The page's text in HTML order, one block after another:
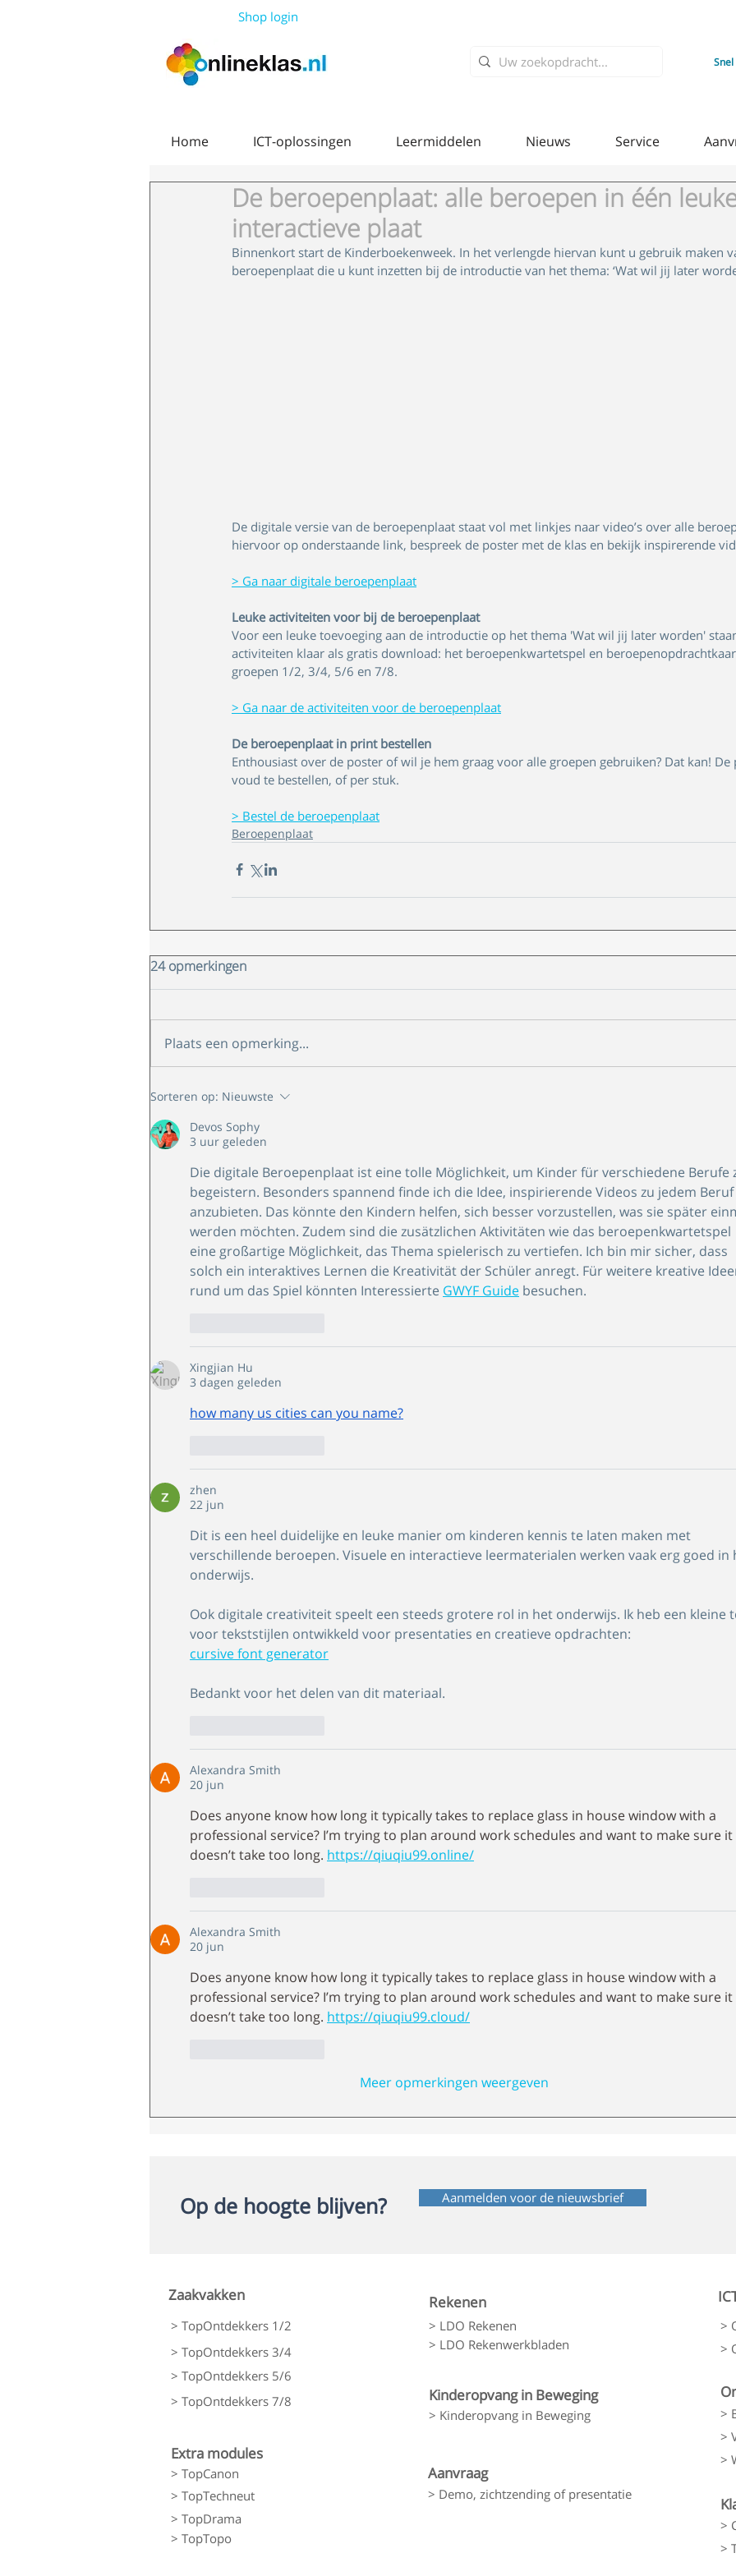
Shop login
Home ICT-oplossingen Leermiddelen Nieuws Service
De beroepenplaat: alle beroepen in één
interactieve plaat
Binnenkort start de Kinderboekenweek. In het verlengde hiervan kunt u gebruik maken
beroepenplaat die u kunt inzetten bij de introductie van het thema: ‘Wat wil jij later
De digitale versie van de beroepenplaat staat vol met linkjes naar video’s over alle
hiervoor op onderstaande link, bespreek de poster met de klas en bekijk inspirerende
> Ga naar digitale beroepenplaat
Leuke activiteiten voor bij de beroepenplaat
Voor een leuke toevoeging aan de introductie op het thema 'Wat wil jij later worden'
activiteiten klaar als gratis download: het beroepenkwartetspel en
groepen 1/2, 3/4, 5/6 en 7/8.
> Ga naar de activiteiten voor de beroepenplaat
De beroepenplaat in print bestellen
Enthousiast over de poster of wil je hem graag voor alle groepen gebruiken? Dat kan! De
voud te bestellen, of per stuk.
> Bestel de beroepenplaat
Beroepenplaat
24 opmerkingen
Plaats een opmerking...
Sorteren op: Nieuwste
Devos Sophy
3 uur geleden
Die digitale Beroepenplaat ist eine tolle Möglichkeit, um Kinder für verschiedene Berufe
begeistern. Besonders spannend finde ich die Idee, inspirierende Videos zu jedem Beruf
anzubieten. Das könnte den Kindern helfen, sich besser vorzustellen, was sie später
werden möchten. Zudem sind die zusätzlichen Aktivitäten wie das beroepenkwartetspel
eine großartige Möglichkeit, das Thema spielerisch zu vertiefen. Ich bin mir sicher, dass
solch ein interaktives Lernen die Kreativität der Schüler anregt. Für weitere kreative
rund um das Spiel könnten Interessierte GWYF Guide besuchen.
Xingjian Hu
3 dagen geleden
how many us cities can you name?
zhen
22 jun
Dit is een heel duidelijke en leuke manier om kinderen kennis te laten maken met
verschillende beroepen. Visuele en interactieve leermaterialen werken vaak erg goed in
onderwijs.
Ook digitale creativiteit speelt een steeds grotere rol in het onderwijs. Ik heb een kleine
voor tekststijlen ontwikkeld voor presentaties en creatieve opdrachten:
cursive font generator
Bedankt voor het delen van dit materiaal.
Alexandra Smith
20 jun
Does anyone know how long it typically takes to replace glass in house window with a
professional service? I’m trying to plan around work schedules and want to make sure it
doesn’t take too long. https://qiuqiu99.online/
Alexandra Smith
20 jun
Does anyone know how long it typically takes to replace glass in house window with a
professional service? I’m trying to plan around work schedules and want to make sure it
doesn’t take too long. https://qiuqiu99.cloud/
Meer opmerkingen weergeven
Op de hoogte blijven? Aanmelden voor de nieuwsbrief
Zaakvakken
> TopOntdekkers 1/2
> TopOntdekkers 3/4
Extra modules
> TopCanon
> TopTechneut
> TopDrama
Kinderopvang in Beweging
> Kinderopvang in Beweging
Rekenen
> TopTopo
> TopOntdekkers 5/6
> LDO Rekenen
> LDO Rekenwerkbladen
> TopOntdekkers 7/8
Aanvraag
> Demo, zichtzending of presentatie
>
>
>
>
>
>
>